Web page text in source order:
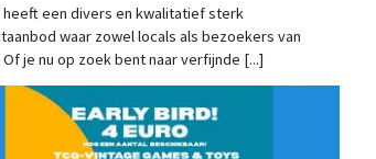
heeft een divers en kwalitatief sterk
waar zowel locals als bezoekers van
je nu op zoek bent naar verfijnde [...]